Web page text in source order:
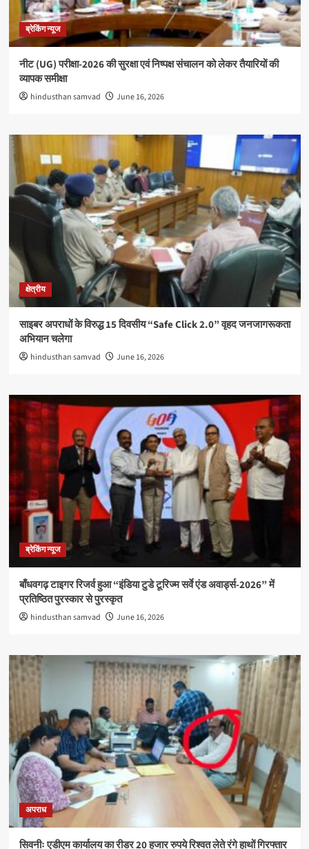
ब्रेकिंग न्यूज
नीट (UG) परीक्षा-2026 की सुरक्षा एवं निष्पक्ष संचालन को लेकर तैयारियों की
व्यापक समीक्षा
hindusthan samvad June 16, 2026
क्षेत्रीय
साइबर अपराधों के विरुद्ध 15 दिवसीय “Safe Click 2.0” वृहद जनजागरूकता
अभियान चलेगा
hindusthan samvad June 16, 2026
ब्रेकिंग न्यूज
बाँधवगढ़ टाइगर रिजर्व हुआ “इंडिया टुडे टूरिज्म सर्वे एंड अवार्ड्स-2026” में
प्रतिष्ठित पुरस्कार से पुरस्कृत
hindusthan samvad June 16, 2026
अपराध
सिवनीः एडीएम कार्यालय का रीडर 20 हजार रुपये रिश्वत लेते रंगे हाथों गिरफ्तार